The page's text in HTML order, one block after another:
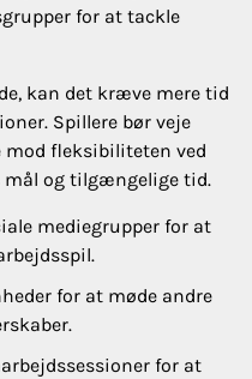
for at tackle
kan det kræve mere tid
Spillere bør veje
mod fleksibiliteten ved
og tilgængelige tid.
mediegrupper for at
for at møde andre
for at